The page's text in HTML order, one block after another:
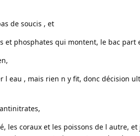
de soucis , et
phosphates qui montent, le bac part
l eau , mais rien n y fit, donc décision
les coraux et les poissons de l autre,